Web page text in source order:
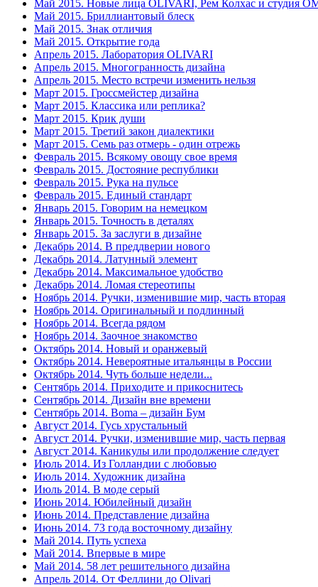
Май 2015. Новые лица OLIVARI, Рем Колхас и студия
Май 2015. Бриллиантовый блеск
Май 2015. Знак отличия
Май 2015. Открытие года
Апрель 2015. Лаборатория OLIVARI
Апрель 2015. Многогранность дизайна
Апрель 2015. Место встречи изменить нельзя
Март 2015. Гроссмейстер дизайна
Март 2015. Классика или реплика?
Март 2015. Крик души
Март 2015. Третий закон диалектики
Март 2015. Семь раз отмерь - один отрежь
Февраль 2015. Всякому овощу свое время
Февраль 2015. Достояние республики
Февраль 2015. Рука на пульсе
Февраль 2015. Единый стандарт
Январь 2015. Говорим на немецком
Январь 2015. Точность в деталях
Январь 2015. За заслуги в дизайне
Декабрь 2014. В преддверии нового
Декабрь 2014. Латунный элемент
Декабрь 2014. Максимальное удобство
Декабрь 2014. Ломая стереотипы
Ноябрь 2014. Ручки, изменившие мир, часть вторая
Ноябрь 2014. Оригинальный и подлинный
Ноябрь 2014. Всегда рядом
Ноябрь 2014. Заочное знакомство
Октябрь 2014. Новый и оранжевый
Октябрь 2014. Невероятные итальянцы в России
Октябрь 2014. Чуть больше недели...
Сентябрь 2014. Приходите и прикоснитесь
Сентябрь 2014. Дизайн вне времени
Сентябрь 2014. Boma – дизайн Бум
Август 2014. Гусь хрустальный
Август 2014. Ручки, изменившие мир, часть первая
Август 2014. Каникулы или продолжение следует
Июль 2014. Из Голландии с любовью
Июль 2014. Художник дизайна
Июль 2014. В моде серый
Июнь 2014. Юбилейный дизайн
Июнь 2014. Представление дизайна
Июнь 2014. 73 года восточному дизайну
Май 2014. Путь успеха
Май 2014. Впервые в мире
Май 2014. 58 лет решительного дизайна
Апрель 2014. От Феллини до Olivari